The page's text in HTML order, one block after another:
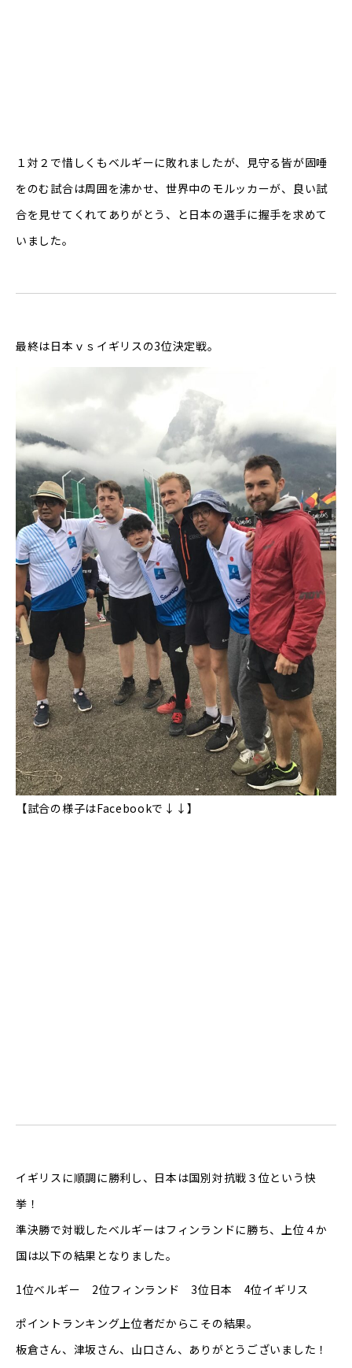
１対２で惜しくもベルギーに敗れましたが、見守る皆が固唾
をのむ試合は周囲を沸かせ、世界中のモルッカーが、良い試
合を見せてくれてありがとう、と日本の選手に握手を求めて
いました。
最終は日本ｖｓイギリスの3位決定戦。
【試合の様子はFacebookで↓↓】
イギリスに順調に勝利し、日本は国別対抗戦３位という快
挙！
準決勝で対戦したベルギーはフィンランドに勝ち、上位４か
国は以下の結果となりました。
1位ベルギー 2位フィンランド 3位日本 4位イギリス
ポイントランキング上位者だからこその結果。
板倉さん、津坂さん、山口さん、ありがとうございました！